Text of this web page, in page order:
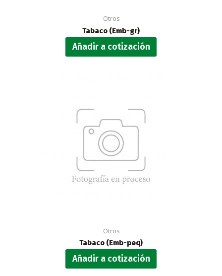
Otros
Tabaco (Emb-gr)
Añadir a cotización
Otros
Tabaco (Emb-peq)
Añadir a cotización